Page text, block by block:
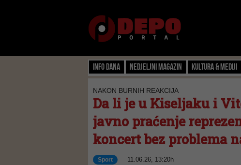
Info dana Nedjeljni magazin Kultura & Mediji
NAKON BURNIH REAKCIJA
Da li je u Kiseljaku i
javno praćenje
koncert bez problema
Sport 11.06.26, 13:20h